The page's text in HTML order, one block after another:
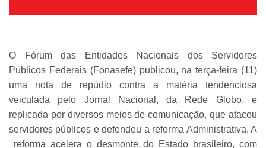
O Fórum das Entidades Nacionais dos Servidores
Públicos Federais (Fonasefe) publicou, na terça-feira (11)
uma nota de repúdio contra a matéria tendenciosa
veiculada pelo Jornal Nacional, da Rede Globo, e
replicada por diversos meios de comunicação, que atacou
servidores públicos e defendeu a reforma Administrativa. A
reforma acelera o desmonte do Estado brasileiro, com